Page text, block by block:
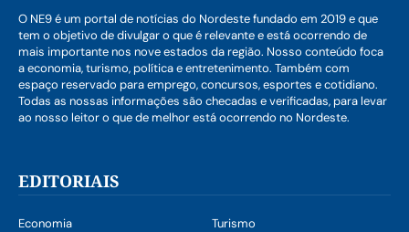
O NE9 é um portal de notícias do Nordeste fundado em 2019 e que
tem o objetivo de divulgar o que é relevante e está ocorrendo de
mais importante nos nove estados da região. Nosso conteúdo foca
a economia, turismo, política e entretenimento. Também com
espaço reservado para emprego, concursos, esportes e cotidiano.
Todas as nossas informações são checadas e verificadas, para levar
ao nosso leitor o que de melhor está ocorrendo no Nordeste.
EDITORIAIS
Economia
Turismo